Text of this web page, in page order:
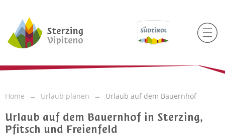
Home Urlaub planen Urlaub auf dem Bauernhof
Urlaub auf dem Bauernhof in Sterzing,
Pfitsch und Freienfeld